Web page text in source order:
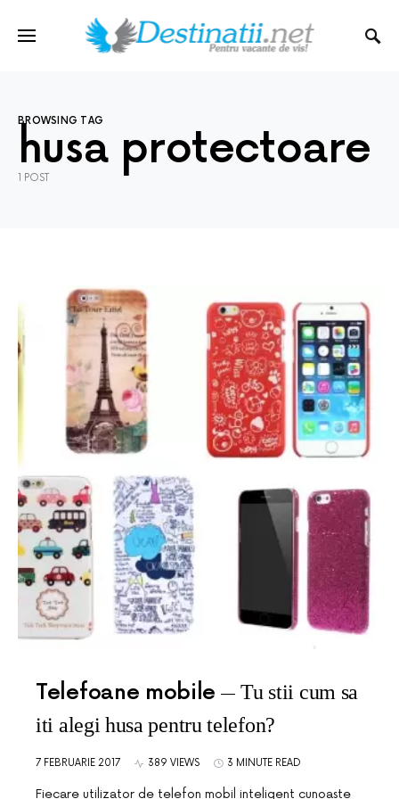
BROWSING TAG
husa protectoare
1 POST
Telefoane mobile
Tu stii cum sa
iti alegi husa pentru telefon?
7 FEBRUARIE 2017 389 VIEWS 3 MINUTE READ
Fiecare utilizator de telefon mobil inteligent cunoaste